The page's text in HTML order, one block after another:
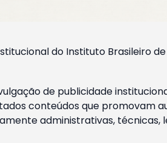
do Instituto Brasileiro
de publicidade
conteúdos que promovam
administrativas, técnicas,